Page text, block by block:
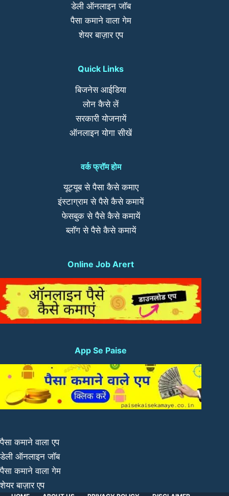
डेली ऑनलाइन जॉब
पैसा कमाने वाला गेम
शेयर बाज़ार एप
Quick Links
बिजनेस आईडिया
लोन कैसे लें
सरकारी योजनायें
ऑनलाइन योगा सीखें
वर्क फ्रॉम होम
यूट्यूब से पैसा कैसे कमाए
इंस्टाग्राम से पैसे कैसे कमायें
फेसबुक से पैसे कैसे कमायें
ब्लॉग से पैसे कैसे कमायें
Online Job Arert
App Se Paise
पैसा कमाने वाला एप
डेली ऑनलाइन जॉब
पैसा कमाने वाला गेम
शेयर बाज़ार एप